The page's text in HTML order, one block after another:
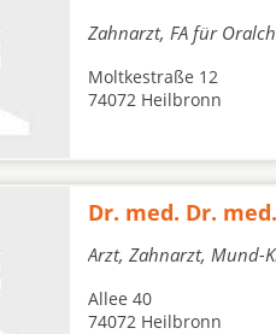
Zahnarzt, FA für
Moltkestraße 12
74072 Heilbronn
Dr. med. Dr.
Arzt, Zahnarzt, Mund-
Allee 40
74072 Heilbronn